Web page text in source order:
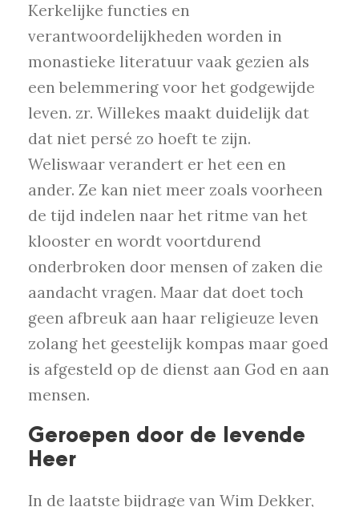
Kerkelijke functies en
verantwoordelijkheden worden in
monastieke literatuur vaak gezien als
een belemmering voor het godgewijde
leven. zr. Willekes maakt duidelijk dat
dat niet persé zo hoeft te zijn.
Weliswaar verandert er het een en
ander. Ze kan niet meer zoals voorheen
de tijd indelen naar het ritme van het
klooster en wordt voortdurend
onderbroken door mensen of zaken die
aandacht vragen. Maar dat doet toch
geen afbreuk aan haar religieuze leven
zolang het geestelijk kompas maar goed
is afgesteld op de dienst aan God en aan
mensen.
Geroepen door de levende
Heer
In de laatste bijdrage van Wim Dekker,